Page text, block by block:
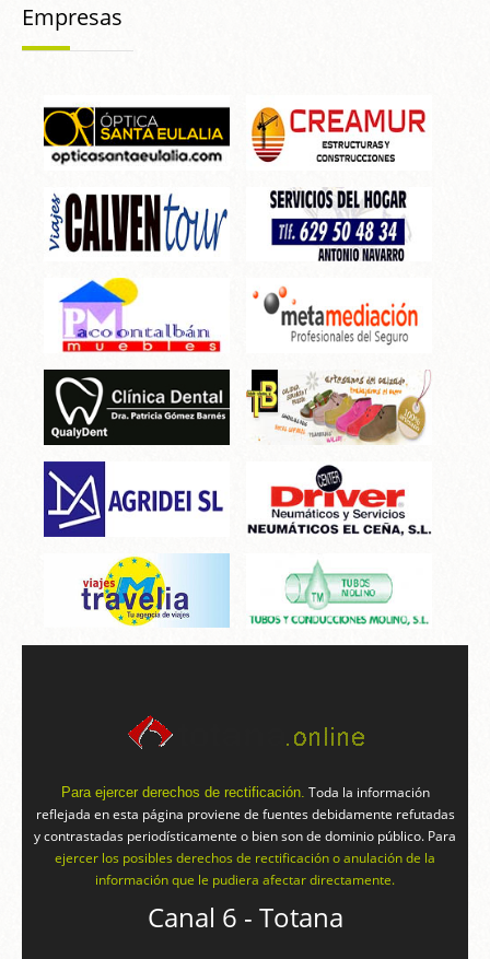
Empresas
Para ejercer derechos de rectificación. Toda la información
reflejada en esta página proviene de fuentes debidamente refutadas
y contrastadas periodísticamente o bien son de dominio público. Para
ejercer los posibles derechos de rectificación o anulación de la
información que le pudiera afectar directamente.
Canal 6 - Totana